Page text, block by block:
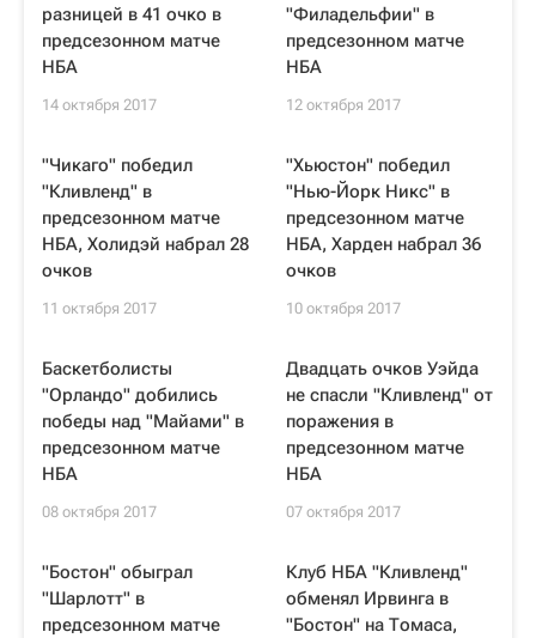
разницей в 41 очко в
предсезонном матче
НБА
14 октября 2017
"Филадельфии" в
предсезонном матче
НБА
12 октября 2017
"Чикаго" победил
"Кливленд" в
предсезонном матче
НБА, Холидэй набрал 28
очков
11 октября 2017
"Хьюстон" победил
"Нью-Йорк Никс" в
предсезонном матче
НБА, Харден набрал 36
очков
10 октября 2017
Баскетболисты
"Орландо" добились
победы над "Майами" в
предсезонном матче
НБА
08 октября 2017
Двадцать очков Уэйда
не спасли "Кливленд" от
поражения в
предсезонном матче
НБА
07 октября 2017
"Бостон" обыграл
"Шарлотт" в
предсезонном матче
Клуб НБА "Кливленд"
обменял Ирвинга в
"Бостон" на Томаса,